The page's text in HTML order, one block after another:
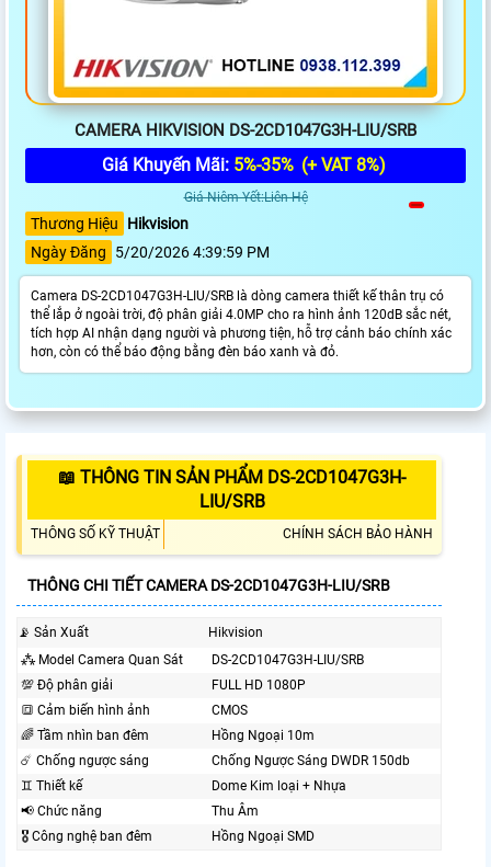
CAMERA HIKVISION DS-2CD1047G3H-LIU/SRB
Giá Khuyến Mãi: 5%-35% (+ VAT 8%)
Giá Niêm Yết:Liên Hệ
Thương Hiệu
Hikvision
Ngày Đăng
5/20/2026 4:39:59 PM
Camera DS-2CD1047G3H-LIU/SRB là dòng camera thiết kế thân trụ có
thể lắp ở ngoài trời, độ phân giải 4.0MP cho ra hình ảnh 120dB sắc nét,
tích hợp AI nhận dạng người và phương tiện, hỗ trợ cảnh báo chính xác
hơn, còn có thể báo động bằng đèn báo xanh và đỏ.
📖 THÔNG TIN SẢN PHẨM DS-2CD1047G3H-
LIU/SRB
THÔNG SỐ KỸ THUẬT CHÍNH SÁCH BẢO HÀNH
THÔNG CHI TIẾT CAMERA DS-2CD1047G3H-LIU/SRB
📡 Sản Xuất
Hikvision
⁂ Model Camera Quan Sát
DS-2CD1047G3H-LIU/SRB
💯 Độ phân giải
FULL HD 1080P
🔳 Cảm biến hình ảnh
CMOS
🌈 Tầm nhìn ban đêm
Hồng Ngoại 10m
☄️ Chống ngược sáng
Chống Ngược Sáng DWDR 150db
♊ Thiết kế
Dome Kim loại + Nhựa
📢 Chức năng
Thu Âm
🎖️ Công nghệ ban đêm
Hồng Ngoại SMD